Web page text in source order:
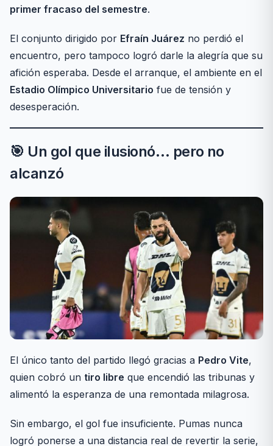
primer fracaso del semestre.
El conjunto dirigido por Efraín Juárez no perdió el
encuentro, pero tampoco logró darle la alegría que su
afición esperaba. Desde el arranque, el ambiente en el
Estadio Olímpico Universitario fue de tensión y
desesperación.
🎯 Un gol que ilusionó… pero no
alcanzó
El único tanto del partido llegó gracias a Pedro Vite,
quien cobró un tiro libre que encendió las tribunas y
alimentó la esperanza de una remontada milagrosa.
Sin embargo, el gol fue insuficiente. Pumas nunca
logró ponerse a una distancia real de revertir la serie,